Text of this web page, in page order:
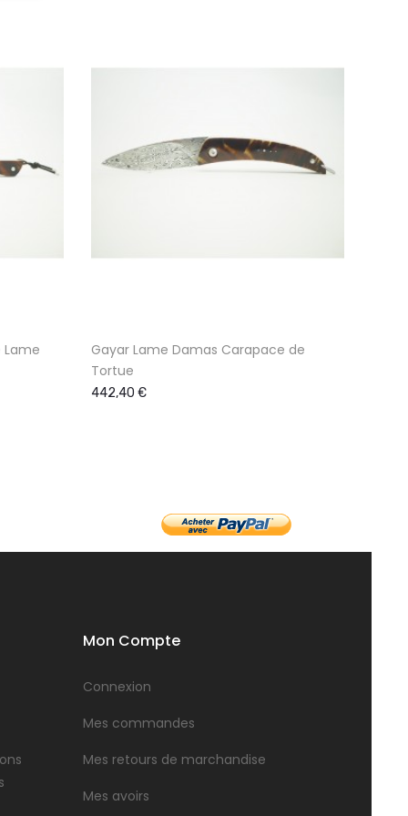
Gayar Lame Damas Carapace de
Tortue
442,40 €
Mon Compte
Connexion
Mes commandes
Mes retours de marchandise
Mes avoirs